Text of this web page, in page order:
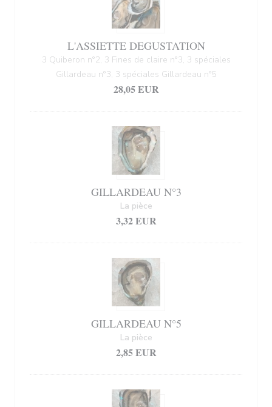
L'ASSIETTE DEGUSTATION
3 Quiberon n°2, 3 Fines de claire n°3, 3 spéciales
Gillardeau n°3, 3 spéciales Gillardeau n°5
28,05 EUR
GILLARDEAU N°3
3,32 EUR
La pièce
GILLARDEAU N°5
2,85 EUR
La pièce